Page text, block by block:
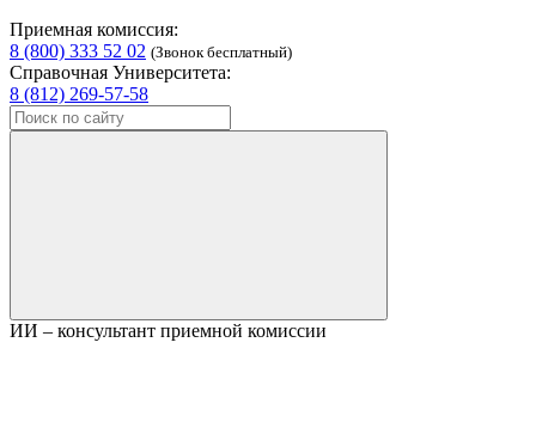
Приемная комиссия:
8 (800) 333 52 02 (Звонок бесплатный)
Справочная Университета:
8 (812) 269-57-58
ИИ – консультант приемной комиссии